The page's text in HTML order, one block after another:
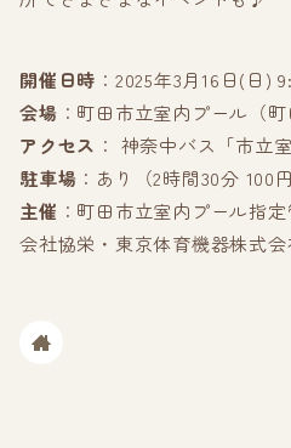
開催日時 ：2025年3月16日(日)
会場 ：町田市立室内プール（町
アクセス ： 神奈中バス「市立
駐車場 ：あり（2時間30分 100円
主催 ：町田市立室内プール指
会社協栄・東京体育機器株式